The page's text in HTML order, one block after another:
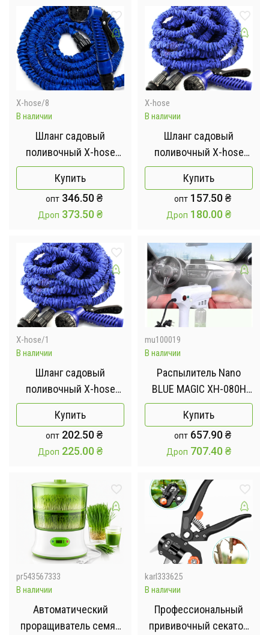
X-hose/8
В наличии
Шланг садовый
поливочный X-hose
растягивающийся 75 м
Купить
опт 346.50₴
Дроп 373.50₴
X-hose
В наличии
Шланг садовый
поливочный X-hose
растягивающийся
Купить
опт 157.50₴
Дроп 180.00₴
X-hose/1
В наличии
Шланг садовый
поливочный X-hose
растягивающийся 30 м
Купить
опт 202.50₴
Дроп 225.00₴
mu100019
В наличии
Распылитель Nano
BLUE MAGIC XH-080H
(WN-11)
Купить
опт 657.90₴
Дроп 707.40₴
pr543567333
В наличии
Автоматический
проращиватель семян
karl333625
В наличии
Профессиональный
прививочный секатор